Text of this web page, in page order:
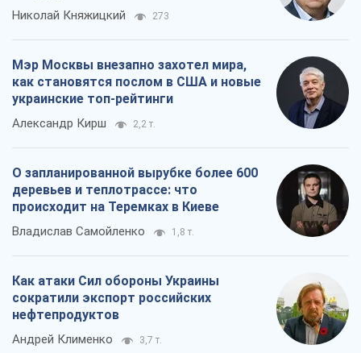
Николай Княжицкий 273
Мэр Москвы внезапно захотел мира,
как становятся послом в США и новые
украинские топ-рейтинги
Александр Кирш 2,2 т.
О запланированной вырубке более 600
деревьев и теплотрассе: что
происходит на Теремках в Киеве
Владислав Самойленко 1,8 т.
Как атаки Сил обороны Украины
сократили экспорт российских
нефтепродуктов
Андрей Клименко 3,7 т.